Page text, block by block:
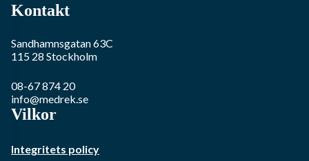
Kontakt
Sandhamnsgatan 63C
115 28 Stockholm
08-67 874 20
info@medrek.se
Vilkor
Integritets policy